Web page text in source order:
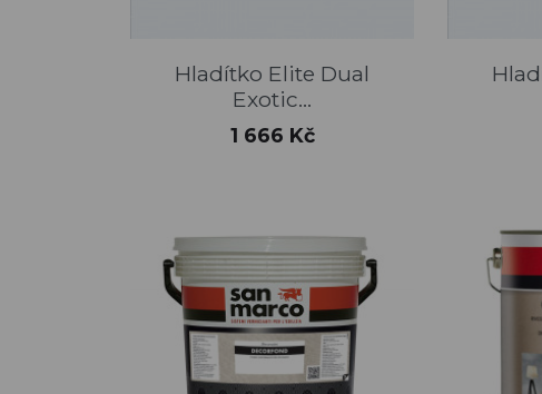
Rychlý náhled
Hladítko Elite Dual
Exotic...
Cena
1 666 Kč